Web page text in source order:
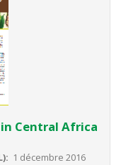
Central Africa
1 décembre 2016